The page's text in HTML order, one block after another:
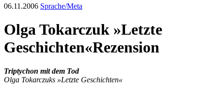
06.11.2006 Sprache/Meta
Olga Tokarczuk »Letzte
Geschichten«Rezension
Triptychon mit dem Tod
Olga Tokarczuks »Letzte Geschichten«